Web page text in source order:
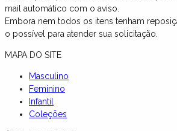
mail automático com o aviso.
Embora nem todos os itens tenham
o possível para atender sua solicitação.
MAPA DO SITE
Masculino
Feminino
Infantil
Coleções